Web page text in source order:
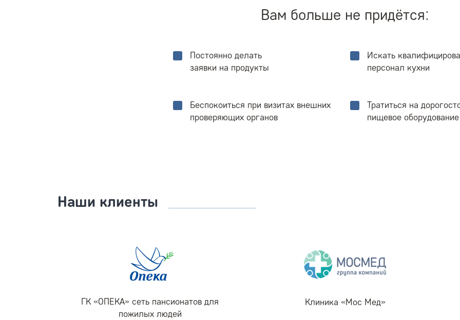
Вам больше не придётся:
Постоянно делать
заявки на продукты
Искать
персонал кухни
Беспокоиться при визитах внешних
проверяющих органов
Тратиться на
пищевое оборудование
Наши клиенты
ГК «ОПЕКА» сеть пансионатов для
пожилых людей
Клиника «Мос Мед»